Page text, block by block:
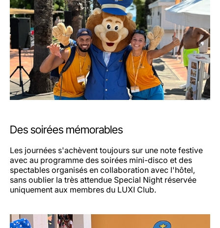
Des soirées mémorables
Les journées s'achèvent toujours sur une note festive
avec au programme des soirées mini-disco et des
spectables organisés en collaboration avec l'hôtel,
sans oublier la très attendue Special Night réservée
uniquement aux membres du LUXI Club.